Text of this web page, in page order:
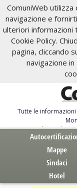
ComuniWeb
navigazione e
ulteriori informazioni
Cookie Policy.
pagina, cliccando
navigazione
Tutte le informazioni
Servizi al Cittadino.
Mappe
Sindaci
Hotel